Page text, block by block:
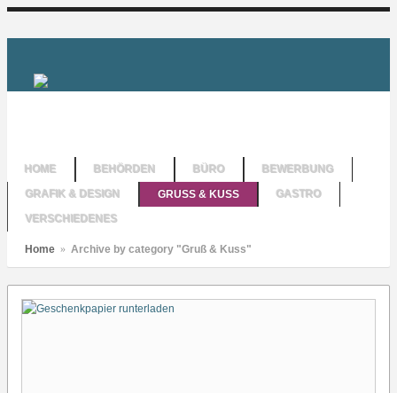
HOME BEHÖRDEN BÜRO
BEWERBUNG
GRAFIK & DESIGN
GRUSS & KUSS
GASTRO
VERSCHIEDENES
Home » Archive by category "Gruß & Kuss"